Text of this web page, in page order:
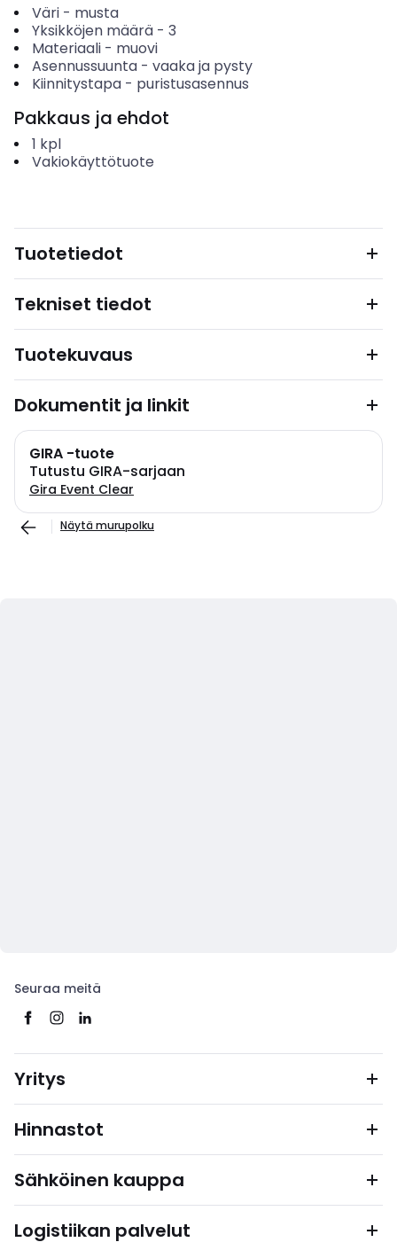
Väri- musta
Yksikköjen määrä- 3
Materiaali- muovi
Asennussuunta- vaaka ja pysty
Kiinnitystapa- puristusasennus
Pakkaus ja ehdot
1 kpl
Vakiokäyttötuote
Tuotetiedot
Tekniset tiedot
Tuotekuvaus
Dokumentit ja linkit
GIRA -tuote
Tutustu GIRA-sarjaan
Gira Event Clear
Näytä murupolku
Seuraa meitä
Yritys
Hinnastot
Sähköinen kauppa
Logistiikan palvelut